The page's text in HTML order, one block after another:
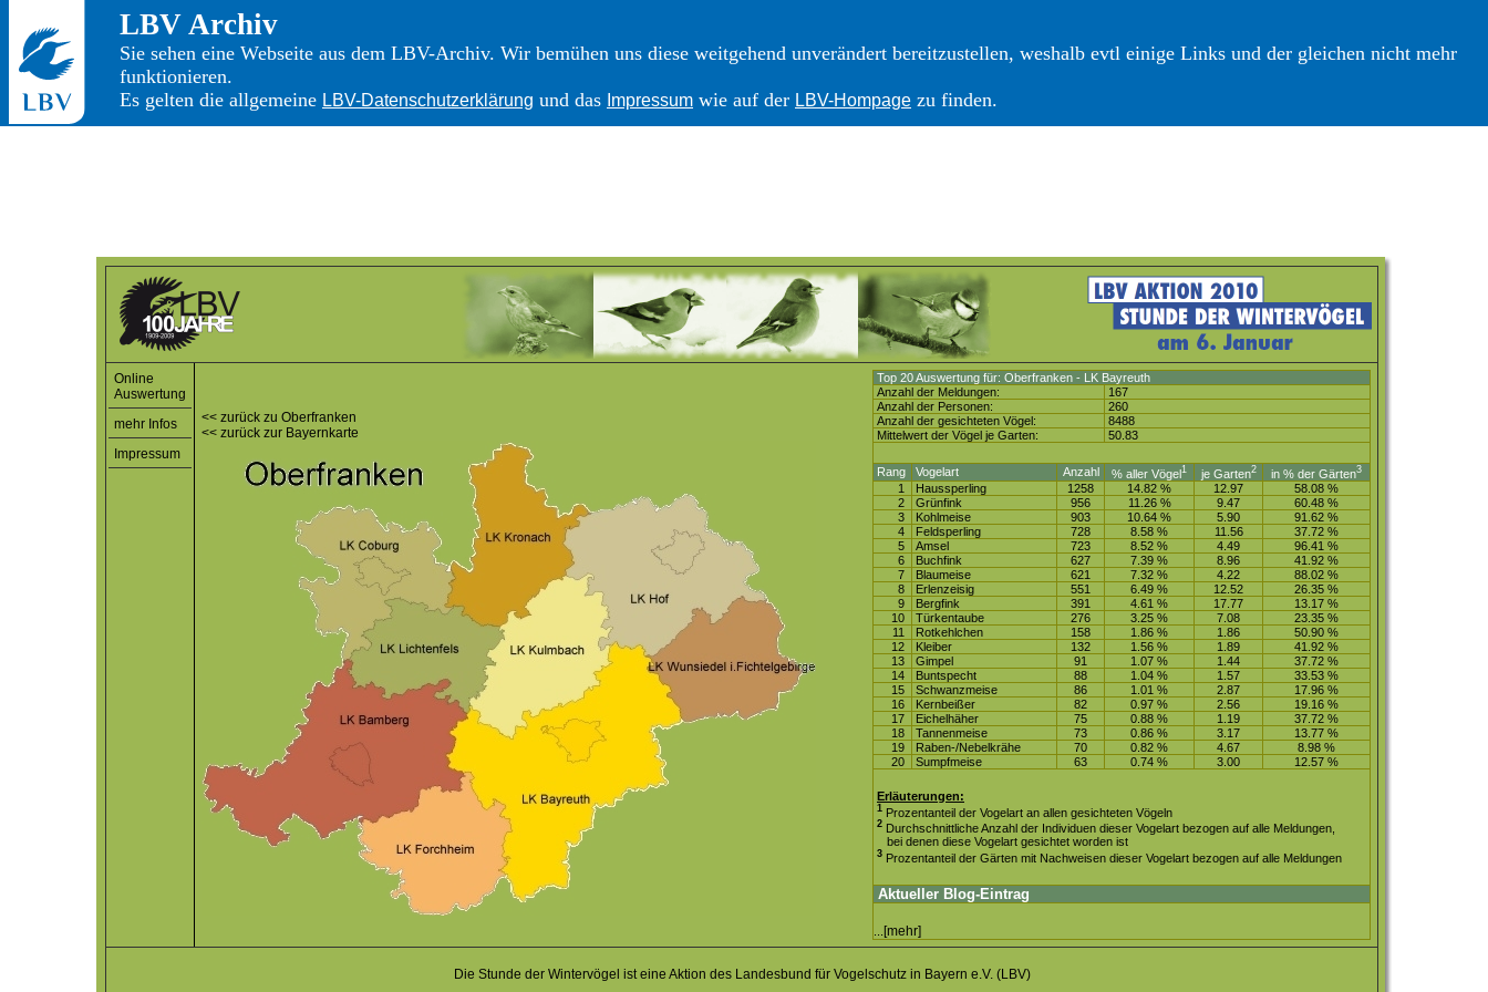
LBV Archiv
Sie sehen eine Webseite aus dem LBV-Archiv. Wir bemühen uns diese weitgehend unverändert bereitzustellen, weshalb evtl einige Links und der gleichen nicht mehr
funktionieren.
Es gelten die allgemeine LBV-Datenschutzerklärung und das Impressum wie auf der LBV-Hompage zu finden.
Online
Auswertung
mehr Infos
Impressum
<< zurück zu Oberfranken
<< zurück zur Bayernkarte
Top 20 Auswertung für: Oberfranken - LK Bayreuth
Anzahl der Meldungen:
167
Anzahl der Personen:
260
Anzahl der gesichteten Vögel:
8488
Mittelwert der Vögel je Garten:
50.83
Rang Vogelart Anzahl % aller Vögel1 je Garten2 in % der Gärten3
1 Haussperling 1258 14.82 % 12.97
58.08 %
2
Grünfink 956 11.26 % 9.47
60.48 %
3
Kohlmeise 903 10.64 % 5.90
91.62 %
4
Feldsperling 728 8.58 % 11.56
37.72 %
5
Amsel 723 8.52 % 4.49
96.41 %
6
Buchfink 627 7.39 % 8.96
41.92 %
7
Blaumeise 621 7.32 % 4.22
88.02 %
8
Erlenzeisig 551 6.49 % 12.52
26.35 %
9
Bergfink 391 4.61 % 17.77
13.17 %
10
Türkentaube 276 3.25 % 7.08
23.35 %
11
Rotkehlchen 158 1.86 % 1.86
50.90 %
12
Kleiber 132 1.56 % 1.89
41.92 %
13
Gimpel 91 1.07 % 1.44
37.72 %
14
Buntspecht 88 1.04 % 1.57
33.53 %
15
Schwanzmeise 86 1.01 % 2.87
17.96 %
16
Kernbeißer 82 0.97 % 2.56
19.16 %
17
Eichelhäher 75 0.88 % 1.19
37.72 %
18
Tannenmeise 73 0.86 % 3.17
13.77 %
19
Raben-/Nebelkrähe 70 0.82 % 4.67
8.98 %
20
Sumpfmeise 63 0.74 % 3.00 12.57 %
Erläuterungen:
1 Prozentanteil der Vogelart an allen gesichteten Vögeln
2 Durchschnittliche Anzahl der Individuen dieser Vogelart bezogen auf alle Meldungen,
bei denen diese Vogelart gesichtet worden ist
3 Prozentanteil der Gärten mit Nachweisen dieser Vogelart bezogen auf alle Meldungen
Aktueller Blog-Eintrag
[mehr]
Die Stunde der Wintervögel ist eine Aktion des Landesbund für Vogelschutz in Bayern e.V.(LBV)